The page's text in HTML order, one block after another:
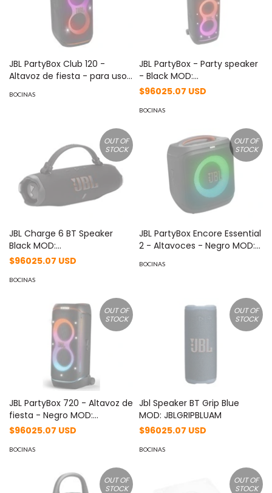
JBL PartyBox Club 120 -
Altavoz de fiesta - para uso
JBLPBCLUB120AM
BOCINAS
JBL PartyBox - Party speaker
- Black MOD:
JBLPARTYBOX520AM
$96025.07 USD
BOCINAS
OUT OF
STOCK
JBL Charge 6 BT Speaker
Black MOD:
JBLCHARGE6BLKAM
$96025.07 USD
BOCINAS
OUT OF
STOCK
JBL PartyBox Encore Essential
2 - Altavoces - Negro MOD:
BOCINAS
OUT OF
STOCK
JBL PartyBox 720 - Altavoz de
fiesta - Negro MOD:
JBLPARTYBOX720AM
$96025.07 USD
BOCINAS
OUT OF
STOCK
Jbl Speaker BT Grip Blue
MOD: JBLGRIPBLUAM
$96025.07 USD
BOCINAS
OUT OF
STOCK
OUT OF
STOCK